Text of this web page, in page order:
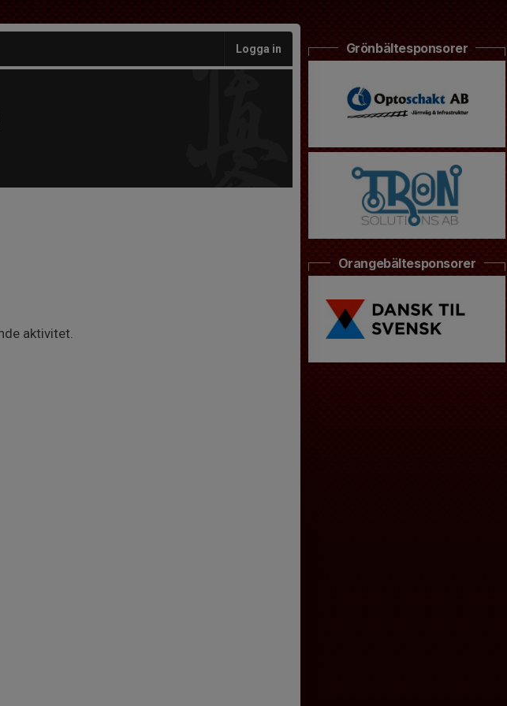
Logga in
aktivitet.
Grönbältesponsorer
Orangebältesponsorer